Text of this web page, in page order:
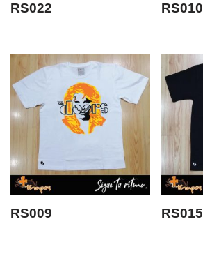
RS022 RS010
RS009 RS015